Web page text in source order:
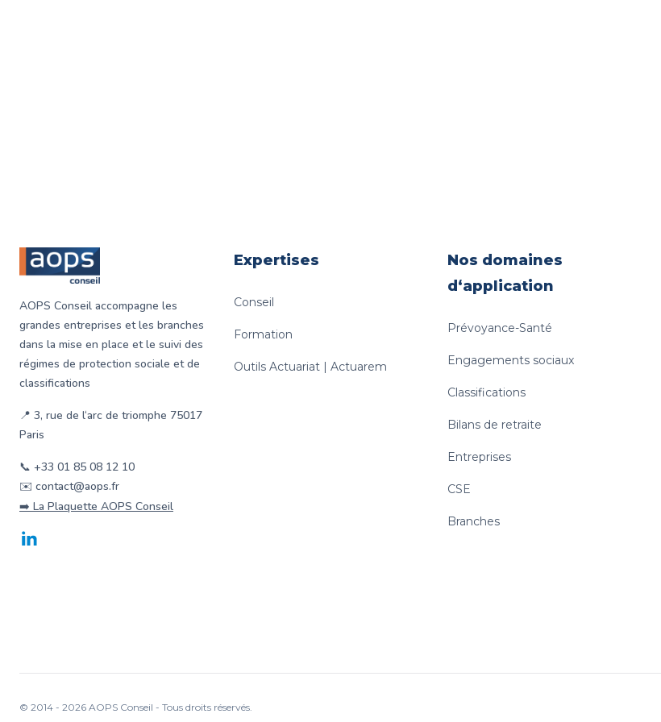
AOPS Conseil accompagne les
grandes entreprises et les branches
dans la mise en place et le suivi des
régimes de protection sociale et de
classifications
📍 3, rue de l‘arc de triomphe 75017
Paris
📞 +33 01 85 08 12 10
✉️ contact@aops.fr
➡️ La Plaquette AOPS Conseil
LinkedIn
Expertises
Conseil
Formation
Outils Actuariat | Actuarem
Nos domaines
d‘application
Prévoyance-Santé
Engagements sociaux
Classifications
Bilans de retraite
Entreprises
CSE
Branches
© 2014 - 2026 AOPS Conseil - Tous droits réservés.